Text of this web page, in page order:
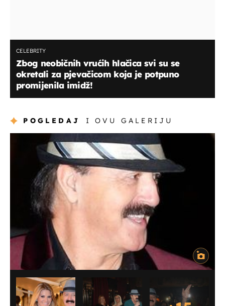
CELEBRITY
Zbog neobičnih vrućih hlačica svi su se
okretali za pjevačicom koja je potpuno
promijenila imidž!
POGLEDAJ I OVU GALERIJU